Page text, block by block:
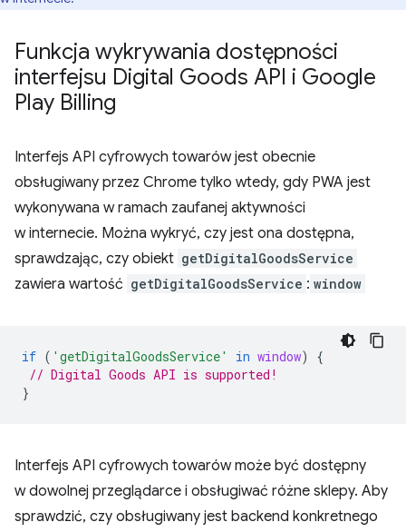
Funkcja wykrywania dostępności
interfejsu Digital Goods API i Google
Play Billing
Interfejs API cyfrowych towarów jest obecnie
obsługiwany przez Chrome tylko wtedy, gdy PWA jest
wykonywana w ramach zaufanej aktywności
w internecie. Można wykryć, czy jest ona dostępna,
sprawdzając, czy obiekt getDigitalGoodsService
zawiera wartość getDigitalGoodsService : window
if ( 'getDigitalGoodsService' in window)
{
// Digital Goods API is supported!
}
Interfejs API cyfrowych towarów może być dostępny
w dowolnej przeglądarce i obsługiwać różne sklepy. Aby
sprawdzić, czy obsługiwany jest backend konkretnego